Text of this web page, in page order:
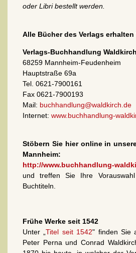
oder Libri bestellt werden.
Alle Bücher des Verlags erhalten
Verlags-Buchhandlung
68259 Mannheim-Feudenheim
Hauptstraße 69a
Tel. 0621-7900161
Fax 0621-7900193
Mail: buchhandlung@waldkirch.de
Internet: www.buchhandlung-
Stöbern Sie hier online in
Mannheim:
http://www.buchhandlung-
und treffen Sie Ihre
Buchtiteln.
Frühe Werke seit 1542
Unter „Titel seit 1542" finden Sie
Peter Perna und Conrad